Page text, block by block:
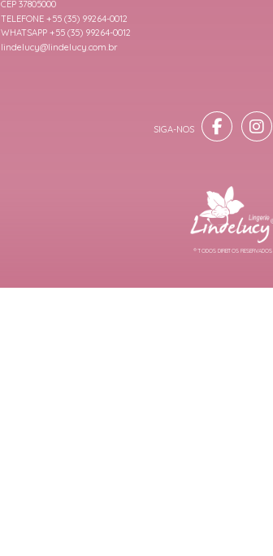
CEP 37805000
TELEFONE +55 (35) 99264-0012
WHATSAPP +55 (35) 99264-0012
lindelucy@lindelucy.com.br
® TODOS DIREITOS RESERVADOS